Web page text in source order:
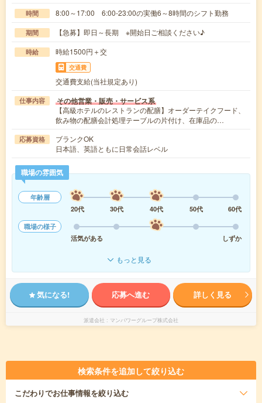
時間 8:00～17:00 6:00-23:00の実働6～8時間のシフト勤務
期間 【急募】即日～長期 ※開始日ご相談ください♪
時給 時給1500円＋交
交通費
交通費支給(当社規定あり)
仕事内容 その他営業・販売・サービス系
【高級ホテルのレストランの配膳】オーダーテイクフード、
飲み物の配膳会計処理テーブルの片付け、在庫品の…
応募資格
ブランクOK
日本語、英語ともに日常会話レベル
職場の雰囲気
年齢層
20代
30代 40代 50代
60代
職場の様子
活気がある
しずか
もっと見る
気になる! 応募へ進む 詳しく見る
派遣会社 マンパワーグループ株式会社
検索条件を追加して絞り込む
こだわりでお仕事情報を絞り込む